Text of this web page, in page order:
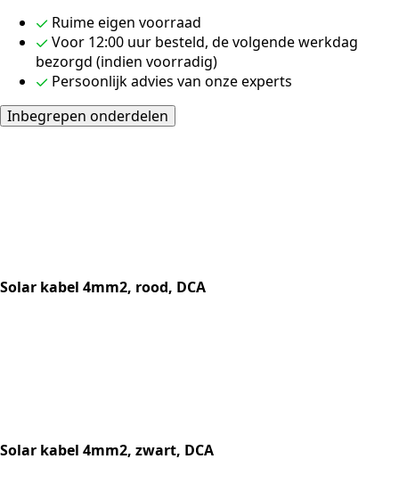
panelen)
aantal
Ruime eigen voorraad
Voor 12:00 uur besteld, de volgende werkdag
bezorgd (indien voorradig)
Persoonlijk advies van onze experts
Inbegrepen onderdelen
Solar kabel 4mm2, rood, DCA
Solar kabel 4mm2, zwart, DCA